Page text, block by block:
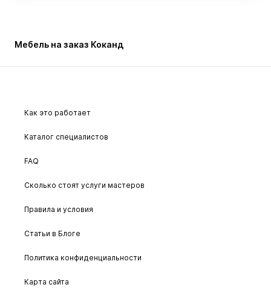
Мебель на заказ Коканд
Как это работает
Каталог специалистов
FAQ
Сколько стоят услуги мастеров
Правила и условия
Статьи в Блоге
Политика конфиденциальности
Карта сайта